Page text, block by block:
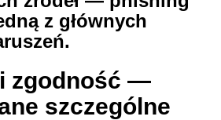
z głównych
zgodność —
szczególne